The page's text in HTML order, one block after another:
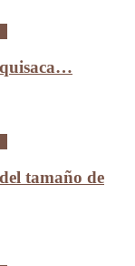
tamaño de